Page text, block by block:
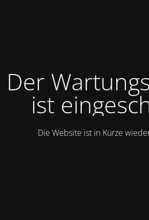
Der
ist
Die Website ist in Kürze